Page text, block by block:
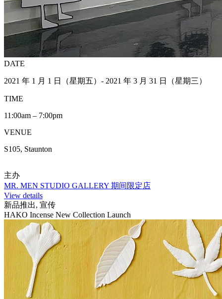
DATE
2021 年 1 月 1 日（星期五）- 2021 年 3 月 31 日（星期三）
TIME
11:00am – 7:00pm
VENUE
S105, Staunton
主办
MR. MEN STUDIO GALLERY 期间限定店
View details
新品推出, 宣传
HAKO Incense New Collection Launch